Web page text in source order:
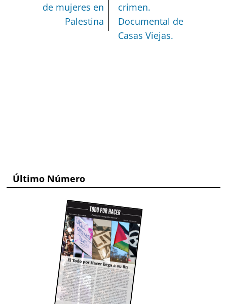
de mujeres en
Palestina
crimen.
Documental de
Casas Viejas.
Último Número